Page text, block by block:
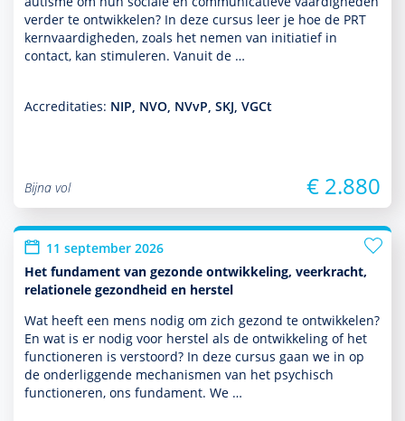
verder te ontwik­kelen? In deze cursus leer je hoe de PRT
kernvaar­dig­heden, zoals het nemen van initiatief in
contact, kan stimuleren. Vanuit de …
Accreditaties: NIP, NVO, NVvP, SKJ, VGCt
Bijna vol € 2.880
11 september 2026
Het fundament van gezonde ontwikkeling, veerkracht,
relationele gezondheid en herstel
Wat heeft een mens nodig om zich gezond te ontwik­kelen?
En wat is er nodig voor herstel als de ont­wikke­ling of het
functio­neren is verstoord? In deze cursus gaan we in op
de onderliggende mechanismen van het psychisch
functio­neren, ons fundament. We …